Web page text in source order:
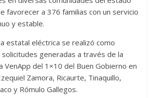
favorecer a 376 familias con un servicio
y estable.
estatal eléctrica se realizó como
generadas a través de la
VenApp del 1×10 del Buen Gobierno en
Zamora, Ricaurte, Tinaquillo,
y Rómulo Gallegos.